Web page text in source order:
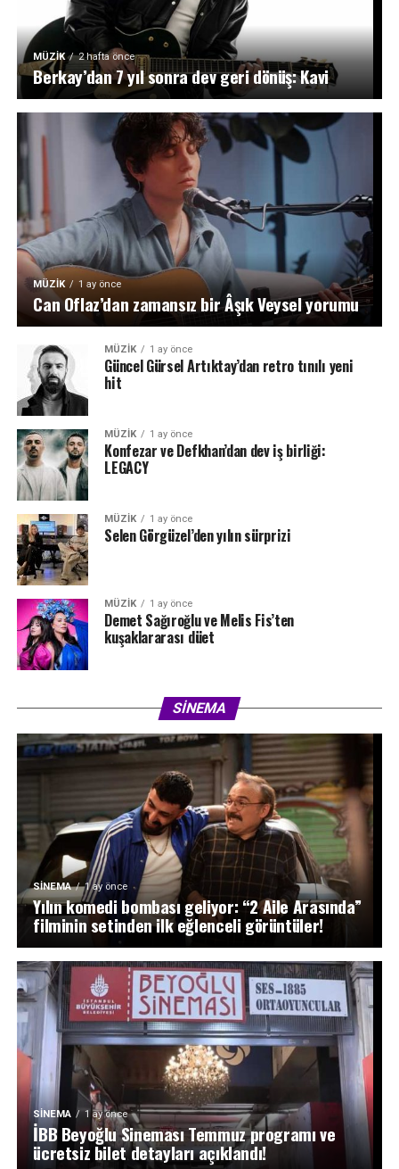
MÜZIK 2 hafta önce
Berkay’dan 7 yıl sonra dev geri dönüş: Kavi
MÜZIK 1 ay önce
Can Oflaz’dan zamansız bir Âşık Veysel yorumu
MÜZIK 1 ay önce
Güncel Gürsel Artıktay’dan retro tınılı yeni
hit
MÜZIK 1 ay önce
Konfezar ve Defkhan’dan dev iş birliği:
LEGACY
MÜZIK 1 ay önce
Selen Görgüzel’den yılın sürprizi
MÜZIK 1 ay önce
Demet Sağıroğlu ve Melis Fis’ten
kuşaklararası düet
SINEMA
SINEMA 1 ay önce
Yılın komedi bombası geliyor: “2 Aile Arasında”
filminin setinden ilk eğlenceli görüntüler!
SINEMA 1 ay önce
İBB Beyoğlu Sineması Temmuz programı ve
ücretsiz bilet detayları açıklandı!